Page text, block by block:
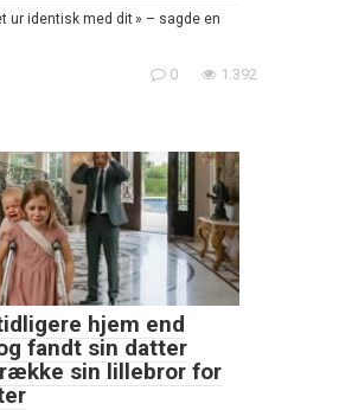
ur identisk med dit » – sagde en
0 1.392
hjem end
fandt sin datter
sin lillebror for